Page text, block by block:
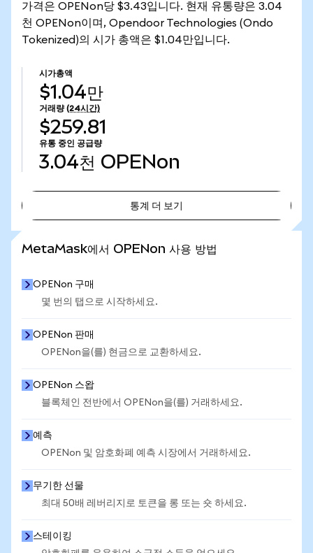
가격은 OPENon당 $3.43입니다. 현재 유통량은 3.04
천 OPENon이며, Opendoor Technologies (Ondo
Tokenized)의 시가 총액은 $1.04만입니다.
시가총액
$1.04만
거래량 (24시간)
$259.81
유통 중인 공급량
3.04천 OPENon
통계 더 보기
MetaMask에서 OPENon 사용 방법
OPENon 구매
몇 번의 탭으로 시작하세요.
OPENon 판매
OPENon을(를) 현금으로 교환하세요.
OPENon 스왑
블록체인 전반에서 OPENon을(를) 거래하세요.
예측
OPENon 및 암호화폐 예측 시장에서 거래하세요.
무기한 선물
최대 50배 레버리지로 토큰을 롱 또는 숏 하세요.
스테이킹